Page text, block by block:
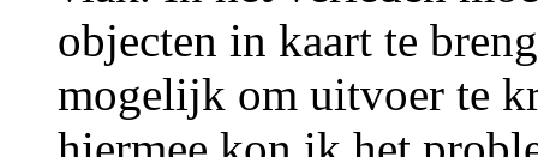
objecten in kaart te
mogelijk om uitvoer te